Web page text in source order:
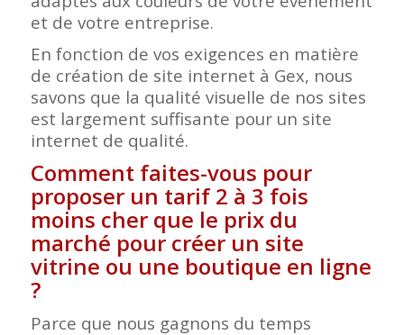
et de votre entreprise.
En fonction de vos exigences en matière
de création de site internet à Gex, nous
savons que la qualité visuelle de nos sites
est largement suffisante pour un site
internet de qualité.
Comment faites-vous pour
proposer un tarif 2 à 3 fois
moins cher que le prix du
marché pour créer un site
vitrine ou une boutique en ligne
?
Parce que nous gagnons du temps